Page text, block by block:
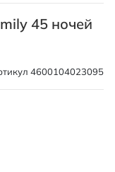
45 ночей
4600104023095